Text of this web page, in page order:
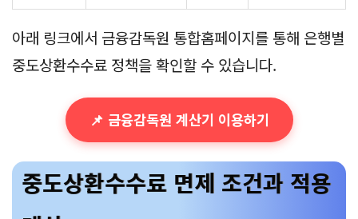
아래 링크에서 금융감독원 통합홈페이지를 통해 은행별
중도상환수수료 정책을 확인할 수 있습니다.
📌 금융감독원 계산기 이용하기
중도상환수수료 면제 조건과 적용